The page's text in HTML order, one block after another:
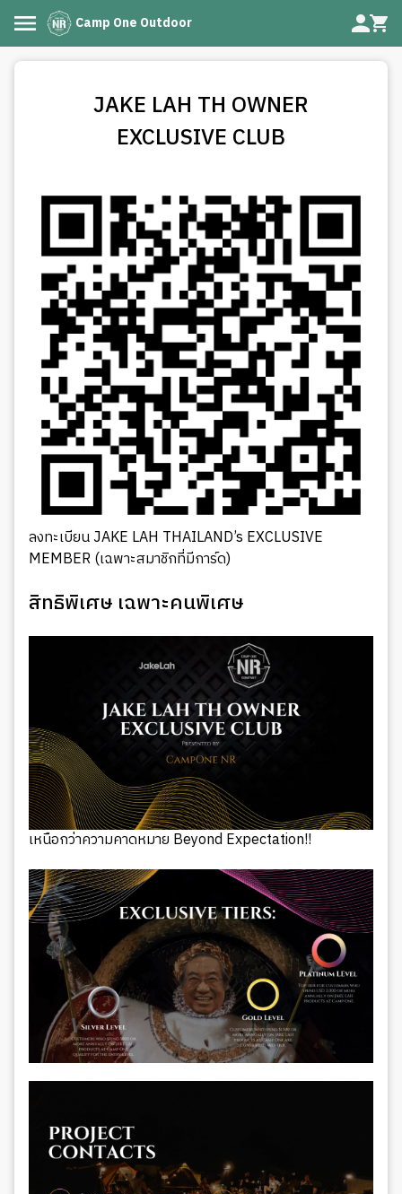
Camp One Outdoor
JAKE LAH TH OWNER
EXCLUSIVE CLUB
ลงทะเบียน JAKE LAH THAILAND’s EXCLUSIVE
MEMBER (เฉพาะสมาชิกที่มีการ์ด)
สิทธิพิเศษ เฉพาะคนพิเศษ
เหนือกว่าความคาดหมาย Beyond Expectation!!